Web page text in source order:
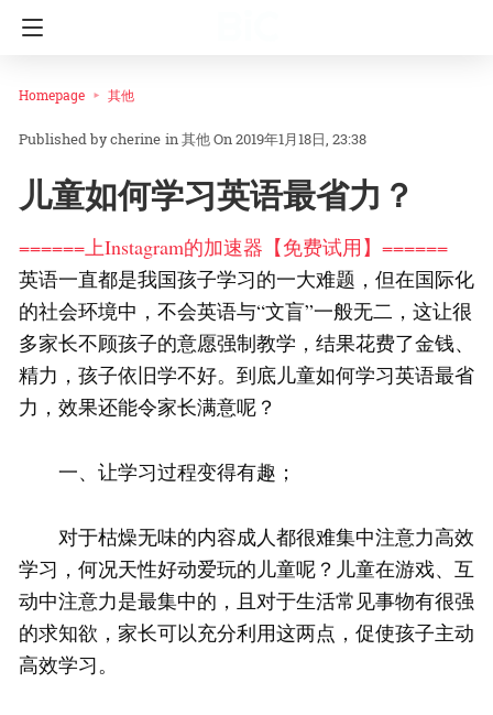
Homepage 其他
cherine in其他On 2019年1月18日, 23:38
儿童如何学习英语最省力？
======上Instagram的加速器【免费试用】======
英语一直都是我国孩子学习的一大难题，但在国际化
的社会环境中，不会英语与“文盲”一般无二，这让很
多家长不顾孩子的意愿强制教学，结果花费了金钱、
精力，孩子依旧学不好。到底儿童如何学习英语最省
力，效果还能令家长满意呢？
一、让学习过程变得有趣；
对于枯燥无味的内容成人都很难集中注意力高效
学习，何况天性好动爱玩的儿童呢？儿童在游戏、互
动中注意力是最集中的，且对于生活常见事物有很强
的求知欲，家长可以充分利用这两点，促使孩子主动
高效学习。